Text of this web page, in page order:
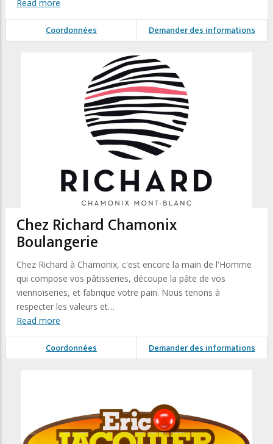
Read more
Coordonnées Demander des informations
Chez Richard Chamonix
Boulangerie
Chez Richard à Chamonix, c'est encore la main de l'Homme
qui compose vos pâtisseries, découpe la pâte de vos
viennoiseries, et fabrique votre pain. Nous tenons à
respecter les valeurs et…
Read more
Coordonnées Demander des informations